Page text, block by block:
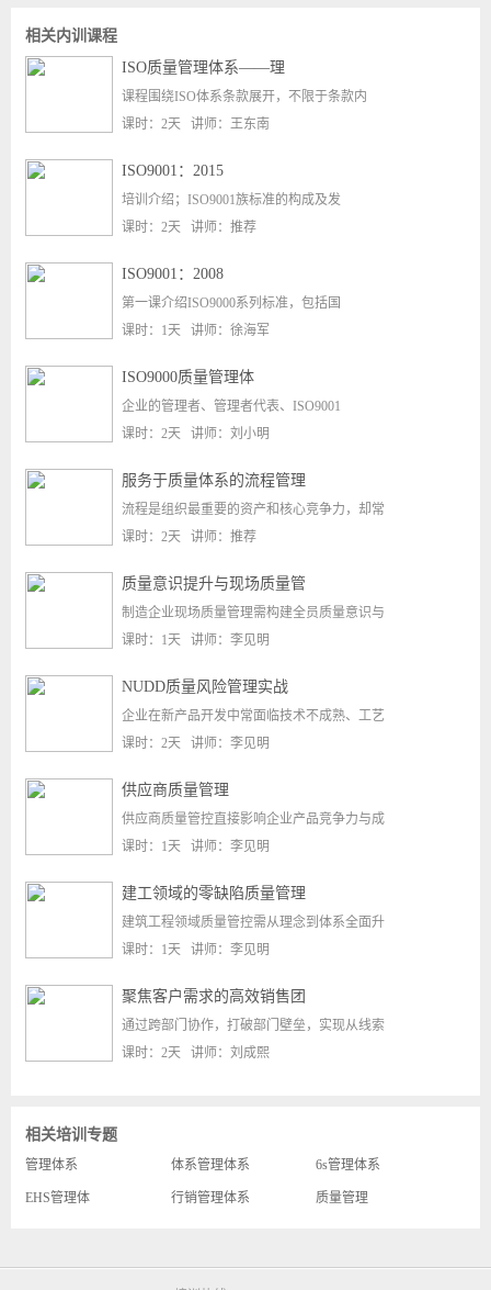
相关内训课程
ISO质量管理体系——理
课程围绕ISO体系条款展开，不限于条款内
课时：2天 讲师：王东南
ISO9001：2015
培训介绍；ISO9001族标准的构成及发
课时：2天 讲师：推荐
ISO9001：2008
第一课介绍ISO9000系列标准，包括国
课时：1天 讲师：徐海军
ISO9000质量管理体
企业的管理者、管理者代表、ISO9001
课时：2天 讲师：刘小明
服务于质量体系的流程管理
流程是组织最重要的资产和核心竞争力，却常
课时：2天 讲师：推荐
质量意识提升与现场质量管
制造企业现场质量管理需构建全员质量意识与
课时：1天 讲师：李见明
NUDD质量风险管理实战
企业在新产品开发中常面临技术不成熟、工艺
课时：2天 讲师：李见明
供应商质量管理
供应商质量管控直接影响企业产品竞争力与成
课时：1天 讲师：李见明
建工领域的零缺陷质量管理
建筑工程领域质量管控需从理念到体系全面升
课时：1天 讲师：李见明
聚焦客户需求的高效销售团
通过跨部门协作，打破部门壁垒，实现从线索
课时：2天 讲师：刘成熙
相关培训专题
管理体系 体系管理体系 6s管理体系
EHS管理体 行销管理体系 质量管理